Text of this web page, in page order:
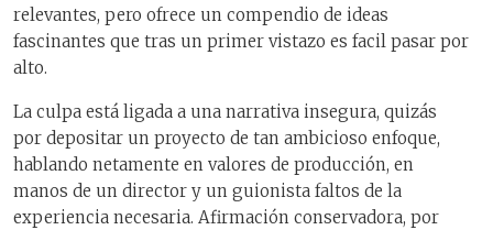
relevantes, pero ofrece un compendio de ideas
fascinantes que tras un primer vistazo es facil pasar por
alto.
La culpa está ligada a una narrativa insegura, quizás
por depositar un proyecto de tan ambicioso enfoque,
hablando netamente en valores de producción, en
manos de un director y un guionista faltos de la
experiencia necesaria. Afirmación conservadora, por